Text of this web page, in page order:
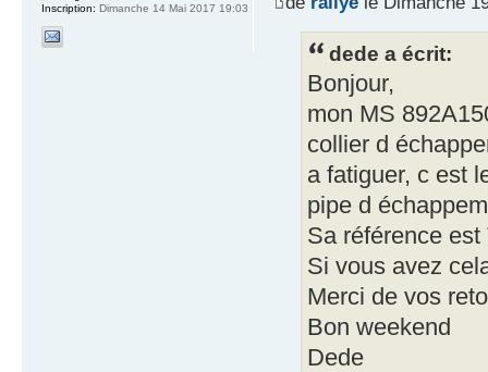
dede a écrit:
Bonjour,
mon MS
collier d
a fatiguer, c est
pipe d
Sa référence
Si vous avez
Merci de vos
Bon weekend
Dede
Inscription: Dimanche 14 Mai 2017 19:03